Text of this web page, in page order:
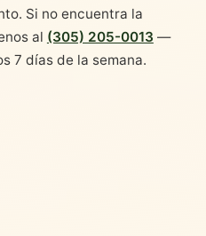
Si no encuentra la
al (305) 205-0013 —
7 días de la semana.